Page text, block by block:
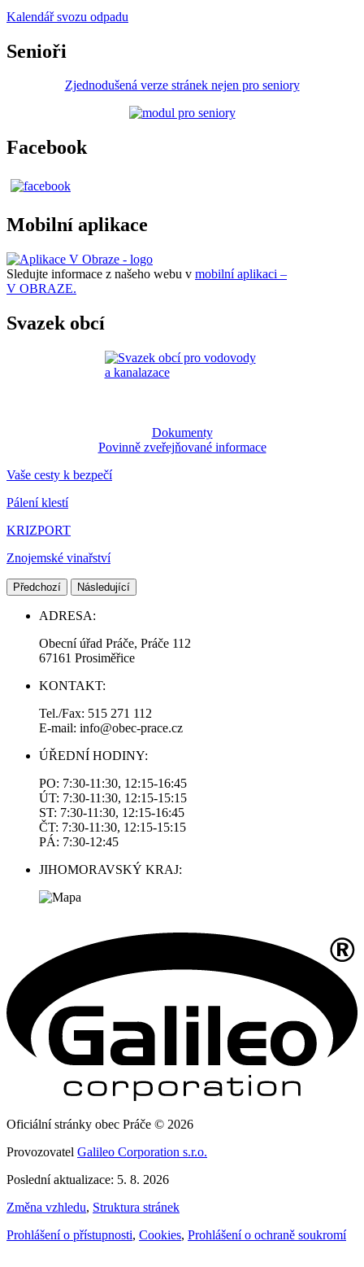
Kalendář svozu odpadu
Senioři
Zjednodušená verze stránek nejen pro seniory
Facebook
Mobilní aplikace
Sledujte informace z našeho webu v mobilní aplikaci –
V OBRAZE.
Svazek obcí
Dokumenty
Povinně zveřejňované informace
Vaše cesty k bezpečí
Pálení klestí
KRIZPORT
Znojemské vinařství
Předchozí Následující
ADRESA:
Obecní úřad Práče, Práče 112
67161 Prosiměřice
KONTAKT:
Tel./Fax: 515 271 112
E-mail: info@obec-prace.cz
ÚŘEDNÍ HODINY:
PO: 7:30-11:30, 12:15-16:45
ÚT: 7:30-11:30, 12:15-15:15
ST: 7:30-11:30, 12:15-16:45
ČT: 7:30-11:30, 12:15-15:15
PÁ: 7:30-12:45
JIHOMORAVSKÝ KRAJ:
Oficiální stránky obec Práče © 2026
Provozovatel Galileo Corporation s.r.o.
Poslední aktualizace: 5. 8. 2026
Změna vzhledu, Struktura stránek
Prohlášení o přístupnosti, Cookies, Prohlášení o ochraně soukromí